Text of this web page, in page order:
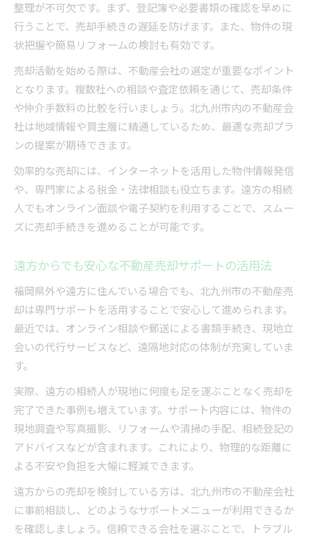
整理が不可欠です。まず、登記簿や必要書類の確認を早めに
行うことで、売却手続きの遅延を防げます。また、物件の現
状把握や簡易リフォームの検討も有効です。
売却活動を始める際は、不動産会社の選定が重要なポイント
となります。複数社への相談や査定依頼を通じて、売却条件
や仲介手数料の比較を行いましょう。北九州市内の不動産会
社は地域情報や買主層に精通しているため、最適な売却プラ
ンの提案が期待できます。
効率的な売却には、インターネットを活用した物件情報発信
や、専門家による税金・法律相談も役立ちます。遠方の相続
人でもオンライン面談や電子契約を利用することで、スムー
ズに売却手続きを進めることが可能です。
遠方からでも安心な不動産売却サポートの活用法
福岡県外や遠方に住んでいる場合でも、北九州市の不動産売
却は専門サポートを活用することで安心して進められます。
最近では、オンライン相談や郵送による書類手続き、現地立
会いの代行サービスなど、遠隔地対応の体制が充実していま
す。
実際、遠方の相続人が現地に何度も足を運ぶことなく売却を
完了できた事例も増えています。サポート内容には、物件の
現地調査や写真撮影、リフォームや清掃の手配、相続登記の
アドバイスなどが含まれます。これにより、物理的な距離に
よる不安や負担を大幅に軽減できます。
遠方からの売却を検討している方は、北九州市の不動産会社
に事前相談し、どのようなサポートメニューが利用できるか
を確認しましょう。信頼できる会社を選ぶことで、トラブル